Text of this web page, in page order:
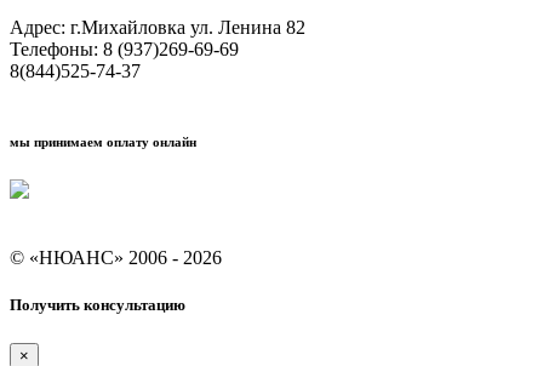
Адрес: г.Михайловка ул. Ленина 82
Телефоны: 8 (937)269-69-69
8(844)525-74-37
мы принимаем оплату онлайн
© «НЮАНС» 2006 - 2026
Получить консультацию
×